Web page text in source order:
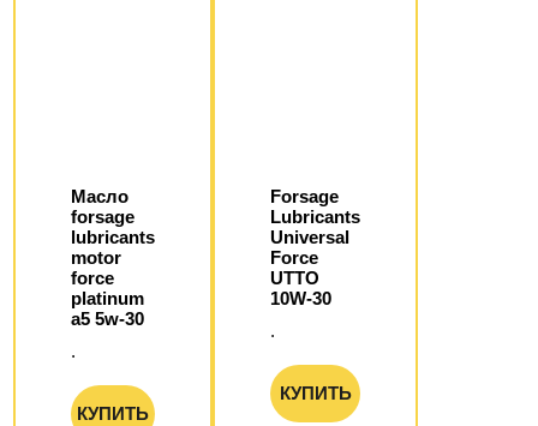
Масло
forsage
lubricants
motor
force
platinum
а5 5w-30
.
КУПИТЬ
Forsage
Lubricants
Universal
Force
UTTO
10W-30
.
КУПИТЬ